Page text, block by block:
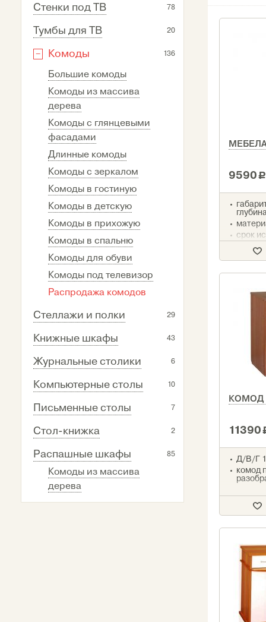
Стенки под ТВ 78
Тумбы для ТВ 20
Комоды 136
Большие комоды
Комоды из массива
дерева
Комоды с глянцевыми
фасадами
Длинные комоды
Комоды с зеркалом
Комоды в гостиную
Комоды в детскую
Комоды в прихожую
Комоды в спальню
Комоды для обуви
Комоды под телевизор
Распродажа комодов
Стеллажи и полки 29
Книжные шкафы 43
Журнальные столики 6
Компьютерные столы 10
Письменные столы 7
Стол-книжка 2
Распашные шкафы 85
Комоды из массива
дерева
9590 c
срок
КОМОД
11390
Д/В/Г
комод